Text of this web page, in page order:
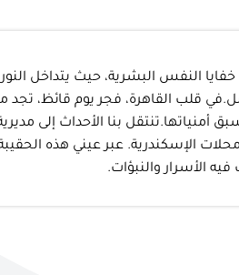
النفس البشرية، حيث يتداخل
قلب القاهرة، فجر يوم قائظ،
أمنياتها.تنتقل بنا الأحداث إلى
محلات الإسكندرية. عبر عيني هذه
الأسرار والنبؤات.